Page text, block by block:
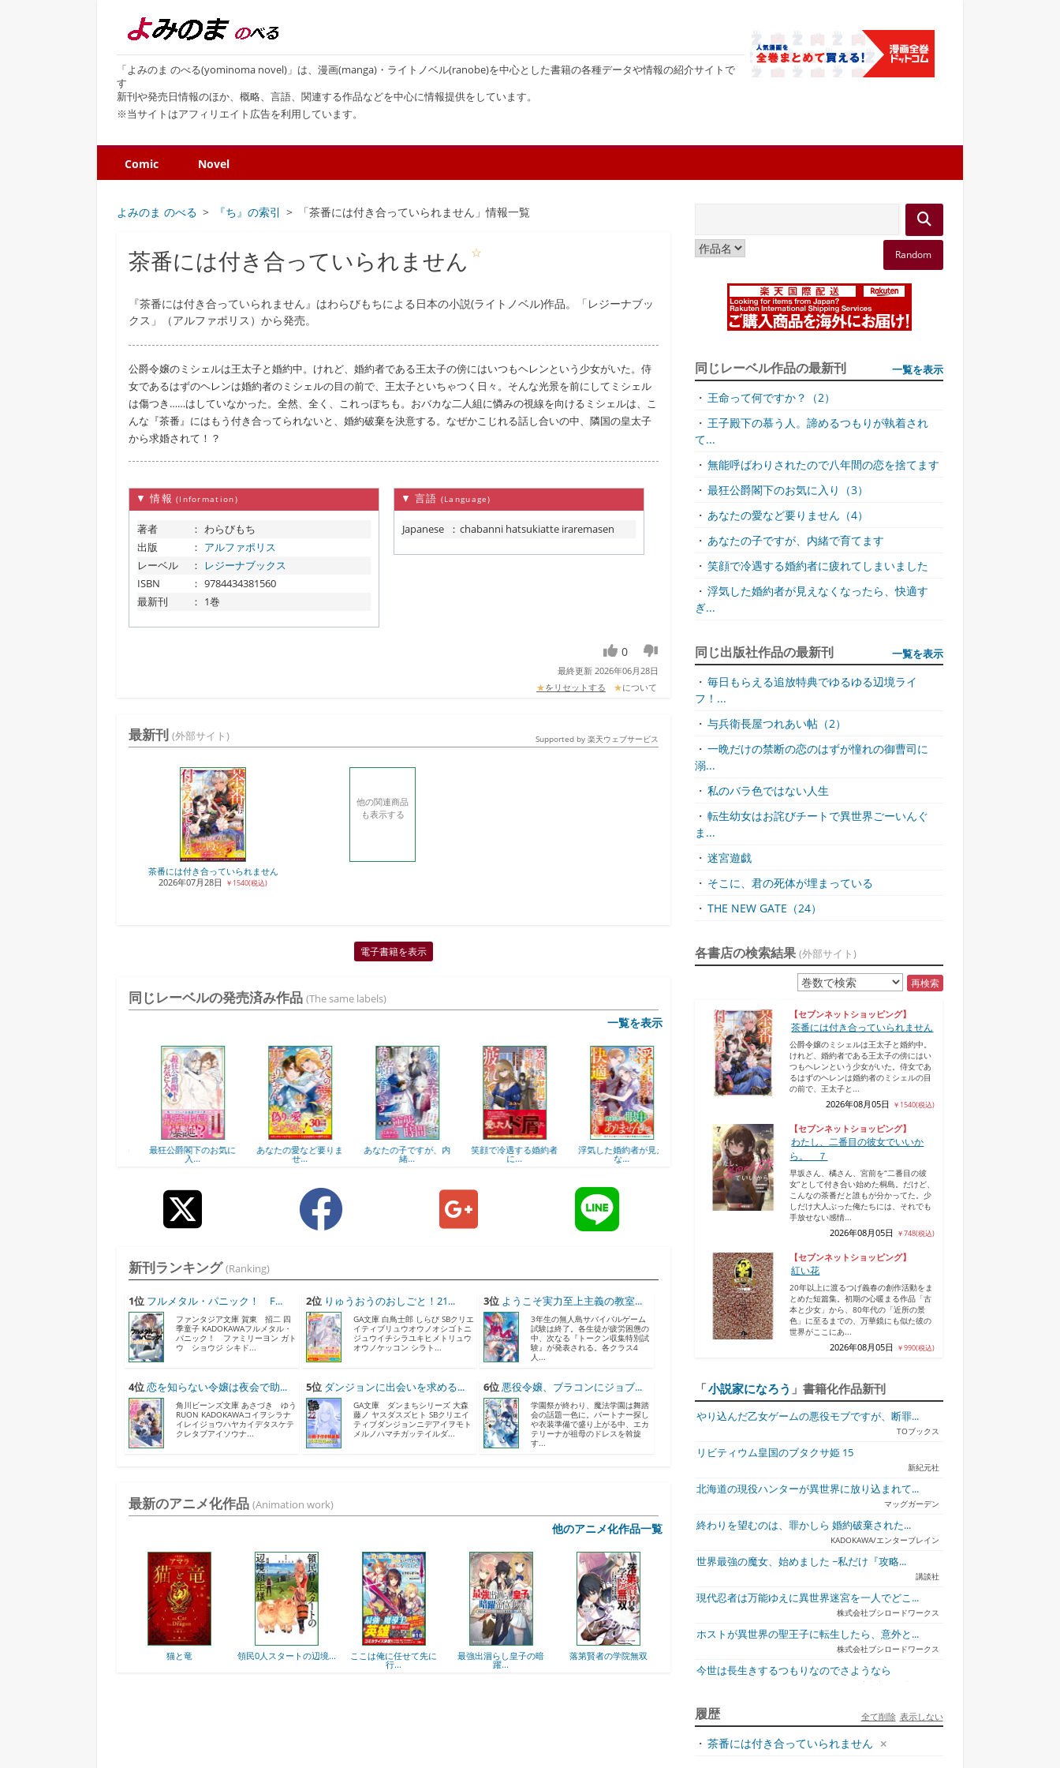
「よみのま のべる(yominoma novel)」は、漫画(manga)・ライトノベル(ranobe)を中心とした書籍の各種データや情報の紹介サイトで
す
新刊や発売日情報のほか、概略、言語、関連する作品などを中心に情報提供をしています。
※当サイトはアフィリエイト広告を利用しています。
Comic Novel
よみのま のべる 『ち』の索引 「茶番には付き合っていられません」情報一覧
茶番には付き合っていられません ☆
『茶番には付き合っていられません』はわらびもちによる日本の小説(ライトノベル)作品。「レジーナブッ
クス」（アルファポリス）から発売。
公爵令嬢のミシェルは王太子と婚約中。けれど、婚約者である王太子の傍にはいつもヘレンという少女がいた。侍
女であるはずのヘレンは婚約者のミシェルの目の前で、王太子といちゃつく日々。そんな光景を前にしてミシェル
は傷つき……はしていなかった。全然、全く、これっぽちも。おバカな二人組に憐みの視線を向けるミシェルは、こ
んな『茶番』にはもう付き合ってられないと、婚約破棄を決意する。なぜかこじれる話し合いの中、隣国の皇太子
から求婚されて！？
▼ 情報 (Information)
著者 ： わらびもち
出版
： アルファポリス
レーベル
：
レジーナブックス
ISBN
： 9784434381560
最新刊
： 1巻
▼ 言語 (Language)
Japanese ： chabanni hatsukiatte iraremasen
0
最終更新 2026年06月28日
★をリセットする ★について
最新刊 (外部サイト) Supported by 楽天ウェブサービス
茶番には付き合っていられません
2026年07月28日
￥1540(税込)
他の関連商品
も表示する
電子書籍を表示
同じレーベルの発売済み作品 (The same labels)
一覧を表示
最狂公爵閣下のお気に
入...
あなたの愛など要りま
せ...
あなたの子ですが、内
緒...
笑顔で冷遇する婚約者
に...
浮気した婚約者が見え
な...
転生したら捨てられた
が...
自称悪役令嬢な妻の観
察...
ただ幸せになりたかっ
新刊ランキング (Ranking)
1位 フルメタル・パニック！ F...
ファンタジア文庫 賀東 招二 四
季童子 KADOKAWAフルメタル・
パニック！ ファミリーヨン ガト
ウ ショウジ シキド...
2位 りゅうおうのおしごと！21...
GA文庫 白鳥士郎 しらび SBクリエ
イティブリュウオウノオシゴトニ
ジュウイチシラユキヒメトリュウ
オウノケッコン シラト...
3位 ようこそ実力至上主義の教室...
3年生の無人島サバイバルゲーム
試験は終了。各生徒が疲労困憊の
中、次なる『トークン収集特別試
験』が発表される。各クラス4
人...
4位 恋を知らない令嬢は夜会で助...
角川ビーンズ文庫 あさづき ゆう
RUON KADOKAWAコイヲシラナ
イレイジョウハヤカイデタスケテ
クレタブアイソウナ...
5位 ダンジョンに出会いを求める...
GA文庫 ダンまちシリーズ 大森
藤ノ ヤスダスズヒト SBクリエイ
ティブダンジョンニデアイヲモト
メルノハマチガッテイルダ...
6位 悪役令嬢、ブラコンにジョブ...
学園祭が終わり、魔法学園は舞踏
会の話題一色に。パートナー探し
や衣装準備で盛り上がる中、エカ
テリーナが祖母のドレスを斡旋
す...
最新のアニメ化作品 (Animation work)
他のアニメ化作品一覧
領民0人スタートの辺境... ここは俺に任せて先に
行...
最強出涸らし皇子の暗
躍...
落第賢者の学院無双 ヒロイン？聖女？いい
え... ご...
転校先の清楚可憐な美
少...
Random
同じレーベル作品の最新刊 一覧を表示
・ 王命って何ですか？（2）
・ 王子殿下の慕う人。諦めるつもりが執着され
て...
・ 無能呼ばわりされたので八年間の恋を捨てます
・ 最狂公爵閣下のお気に入り（3）
・ あなたの愛など要りません（4）
・ あなたの子ですが、内緒で育てます
・ 笑顔で冷遇する婚約者に疲れてしまいました
・ 浮気した婚約者が見えなくなったら、快適す
ぎ...
同じ出版社作品の最新刊 一覧を表示
・ 毎日もらえる追放特典でゆるゆる辺境ライ
フ！...
・ 与兵衛長屋つれあい帖（2）
・ 一晩だけの禁断の恋のはずが憧れの御曹司に
溺...
・ 私のバラ色ではない人生
・ 転生幼女はお詫びチートで異世界ごーいんぐ
ま...
・ 迷宮遊戯
・ そこに、君の死体が埋まっている
・ THE NEW GATE（24）
各書店の検索結果 (外部サイト)
再検索
【セブンネットショッピング】
茶番には付き合っていられません
公爵令嬢のミシェルは王太子と婚約中。
けれど、婚約者である王太子の傍にはい
つもヘレンという少女がいた。侍女であ
るはずのヘレンは婚約者のミシェルの目
の前で、王太子と...
2026年08月05日 ￥1540(税込)
【セブンネットショッピング】
わたし、二番目の彼女でいいか
ら。 ７
早坂さん、橘さん、宮前を“二番目の彼
女”として付き合い始めた桐島。だけど、
こんなの茶番だと誰もが分かってた。少
しだけ大人ぶった俺たちには、それでも
手放せない感情...
2026年08月05日 ￥748(税込)
【セブンネットショッピング】
紅い花
20年以上に渡るつげ義春の創作活動をま
とめた短篇集。初期の心暖まる作品「古
本と少女」から、80年代の「近所の景
色」に至るまでの、万華鏡にも似た彼の
世界がここにあ...
2026年08月05日 ￥990(税込)
「小説家になろう 」書籍化作品新刊
やり込んだ乙女ゲームの悪役モブですが、断罪...
TOブックス
リビティウム皇国のブタクサ姫 15
新紀元社
北海道の現役ハンターが異世界に放り込まれて...
マッグガーデン
終わりを望むのは、罪かしら 婚約破棄された...
KADOKAWA/エンターブレイン
世界最強の魔女、始めました ~私だけ『攻略...
講談社
現代忍者は万能ゆえに異世界迷宮を一人でどこ...
株式会社ブシロードワークス
ホストが異世界の聖王子に転生したら、意外と...
株式会社ブシロードワークス
今世は長生きするつもりなのでさようなら
宇都宮ケーブルテレビ
ジュリとエレナの森の相談所 ~付与の力であ...
一二三書房
天才悪女は嘘を見破る2
履歴 表示しない
全て削除
・ 茶番には付き合っていられません